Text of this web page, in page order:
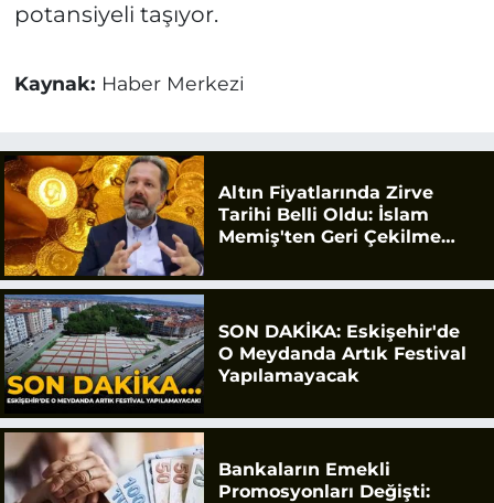
potansiyeli taşıyor.
Kaynak: Haber Merkezi
Altın Fiyatlarında Zirve
Tarihi Belli Oldu: İslam
Memiş'ten Geri Çekilme
SON DAKİKA: Eskişehir'de
O Meydanda Artık Festival
Yapılamayacak
Bankaların Emekli
Promosyonları Değişti: